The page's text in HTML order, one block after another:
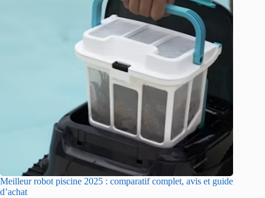
Meilleur robot piscine 2025 : comparatif complet, avis et guide
d’achat